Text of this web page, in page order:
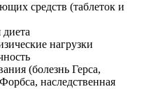
средств (таблеток и
диета
нагрузки
(болезнь Герса,
наследственная